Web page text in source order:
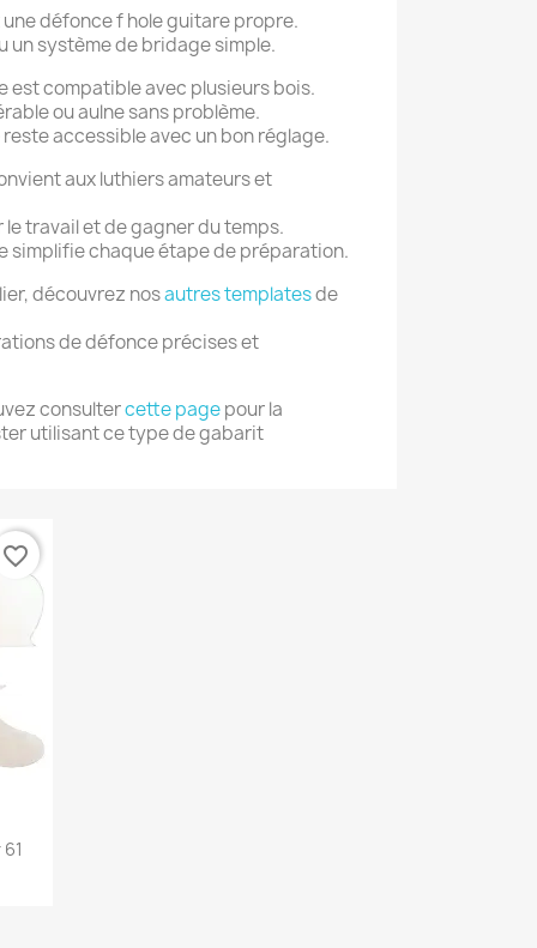
défonce f hole guitare propre.
un système de bridage simple.
est compatible avec plusieurs bois.
ou aulne sans problème.
accessible avec un bon réglage.
aux luthiers amateurs et
travail et de gagner du temps.
simplifie chaque étape de préparation.
découvrez nosautres templatesde
de défonce précises et
consultercette pagepour la
utilisant ce type de gabarit
favorite_border